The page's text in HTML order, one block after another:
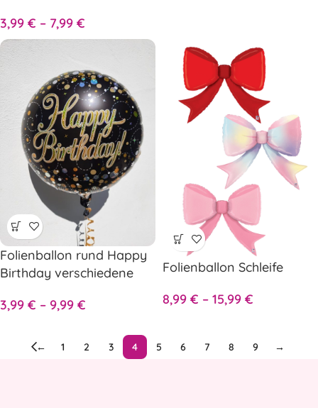
3,99 € – 7,99 €
Folienballon rund Happy
Birthday verschiedene
3,99 € – 9,99 €
Folienballon Schleife
8,99 € – 15,99 €
← 1 2 3 4 5 6 7 8 9 →